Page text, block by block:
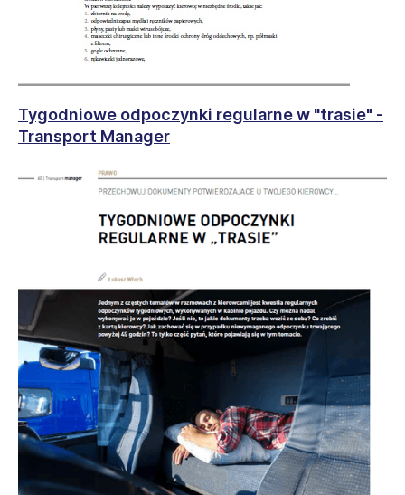
Tygodniowe odpoczynki regularne w "trasie" -
Transport Manager